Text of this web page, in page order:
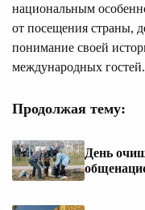
национальным
от посещения страны,
понимание своей
международных гостей.
Продолжая тему:
День